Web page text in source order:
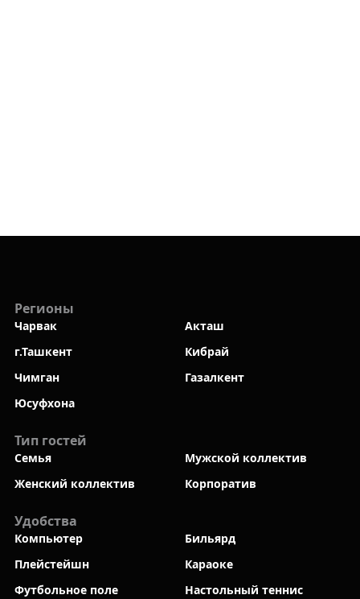
Регионы
Чарвак
Акташ
г.Ташкент
Кибрай
Чимган
Газалкент
Юсуфхона
Тип гостей
Семья
Мужской коллектив
Женский коллектив
Корпоратив
Удобства
Компьютер
Бильярд
Плейстейшн
Караоке
Футбольное поле
Настольный теннис